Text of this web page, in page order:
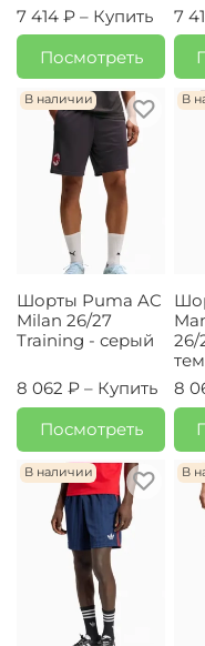
7 414 ₽ – Купить
Посмотреть
7
В наличии
Шорты Puma AC
Milan 26/27
Training - серый
8 062 ₽ – Купить
Посмотреть
В
26/
8
В наличии В